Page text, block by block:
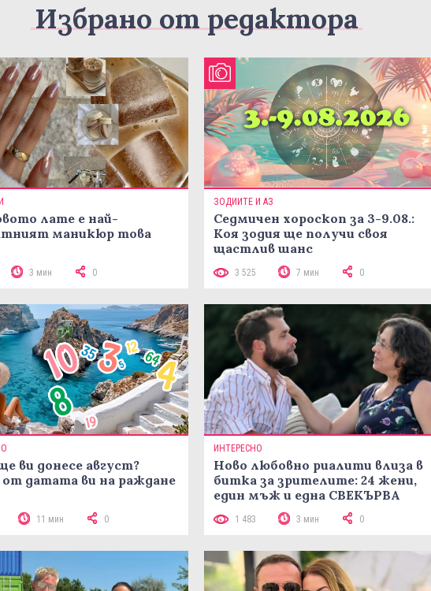
Избрано от редактора
лате е най-
маникюр това
3 мин 0
ЗОДИИТЕ И АЗ
Седмичен хороскоп за 3-9.08.:
Коя зодия ще получи своя
щастлив шанс
3 525 7 мин 0
ви донесе август?
от датата ви на ражданe
11 мин 0
ИНТЕРЕСНО
Ново любовно риалити влиза в
битка за зрителите: 24 жени,
един мъж и една СВЕКЪРВА
1 483 3 мин 0